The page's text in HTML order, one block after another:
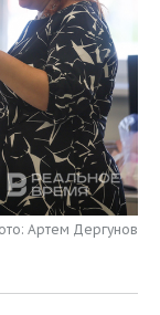
Артем Дергунов